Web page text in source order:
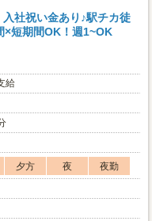
入社祝い金あり♪駅チカ徒
×短期間OK！週1~OK
給
夕方 夜
夜勤